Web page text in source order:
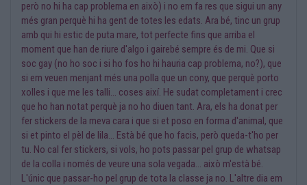
però no hi ha cap problema en això) i no em fa res que sigui un any
més gran perquè hi ha gent de totes les edats. Ara bé, tinc un grup
amb qui hi estic de puta mare, tot perfecte fins que arriba el
moment que han de riure d'algo i gairebé sempre és de mi. Que si
soc gay (no ho soc i si ho fos ho hi hauria cap problema, no?), que
si em veuen menjant més una polla que un cony, que perquè porto
xolles i que me les talli... coses així. He sudat completament i crec
que ho han notat perquè ja no ho diuen tant. Ara, els ha donat per
fer stickers de la meva cara i que si et poso en forma d'animal, que
si et pinto el pèl de lila... Està bé que ho facis, però queda-t'ho per
tu. No cal fer stickers, si vols, ho pots passar pel grup de whatsap
de la colla i només de veure una sola vegada... això m'està bé.
L'únic que passar-ho pel grup de tota la classe ja no. L'altre dia em